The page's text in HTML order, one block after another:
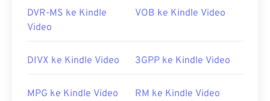
DVR-MS ke Kindle
Video
VOB ke Kindle Video
DIVX ke Kindle Video 3GPP ke Kindle Video
MPG ke Kindle Video RM ke Kindle Video